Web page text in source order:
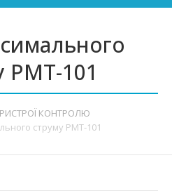
РМТ-101
КОНТРОЛЮ
струму РМТ-101